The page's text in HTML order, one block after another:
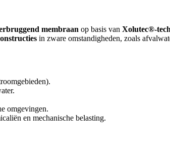
membraan op basis van Xolutec®-
in zware omstandigheden, zoals
omgevingen.
en mechanische belasting.